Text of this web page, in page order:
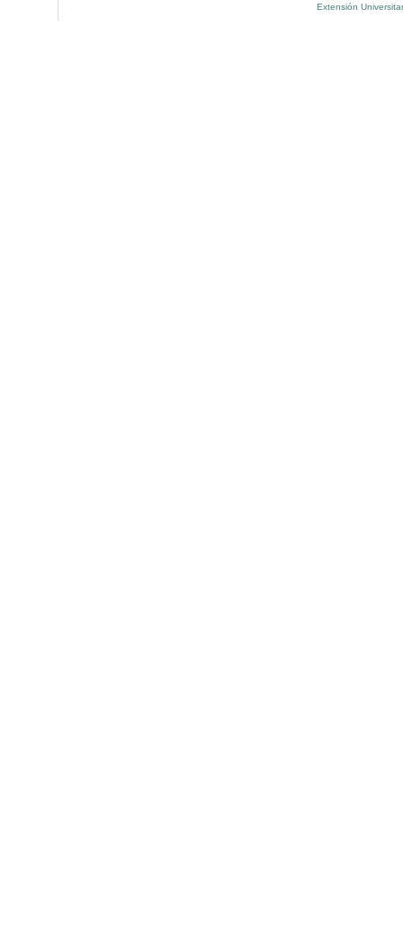
Extensión